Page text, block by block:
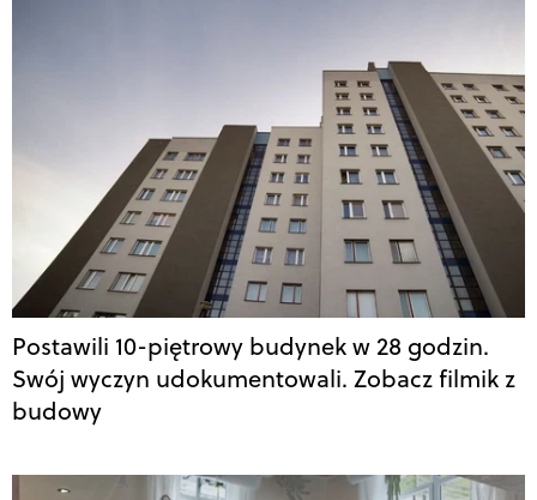
Postawili 10-piętrowy budynek w 28 godzin.
Swój wyczyn udokumentowali. Zobacz filmik z
budowy